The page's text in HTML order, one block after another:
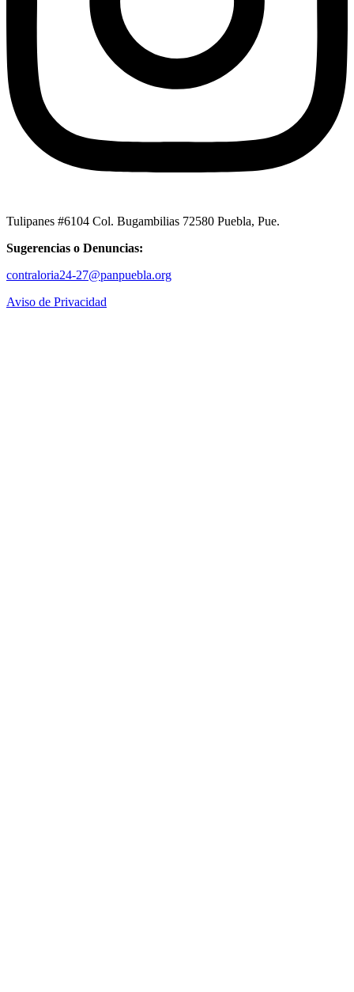
Tulipanes #6104 Col. Bugambilias 72580 Puebla, Pue.
Sugerencias o Denuncias:
contraloria24-27@panpuebla.org
Aviso de Privacidad